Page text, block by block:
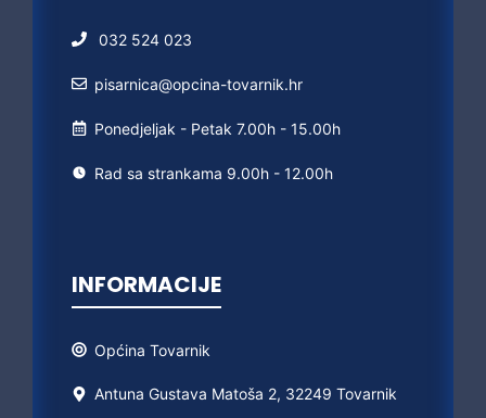
032 524 023
pisarnica@opcina-tovarnik.hr
Ponedjeljak - Petak 7.00h - 15.00h
Rad sa strankama 9.00h - 12.00h
INFORMACIJE
Općina Tovarnik
Antuna Gustava Matoša 2, 32249 Tovarnik